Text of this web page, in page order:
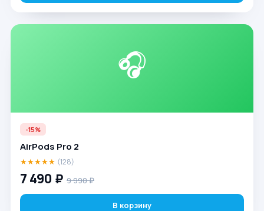
🎧
-15%
AirPods Pro 2
★★★★★ (128)
7 490 ₽ 9 990 ₽
В корзину